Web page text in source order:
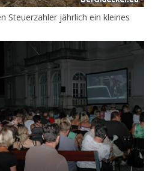
Steuerzahler jährlich ein kleines